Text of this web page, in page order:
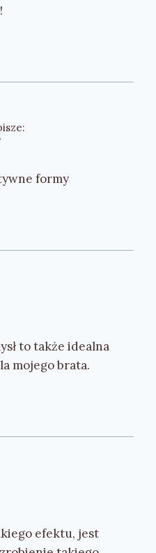
formy
to także idealna
mojego brata.
efektu, jest